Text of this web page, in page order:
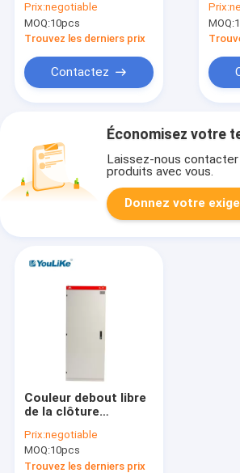
plancher avec le
Cabinet 21
Prix:negotiable
MOQ:10pcs
Trouvez les derniers prix
Contactez
de
Prix:
MOQ:
Économisez votre
Laissez-nous
produits avec vous.
Donnez votre
Couleur debout libre
de la clôture
de distribution IP40
de niveau
Prix:negotiable
MOQ:10pcs
Trouvez les derniers prix